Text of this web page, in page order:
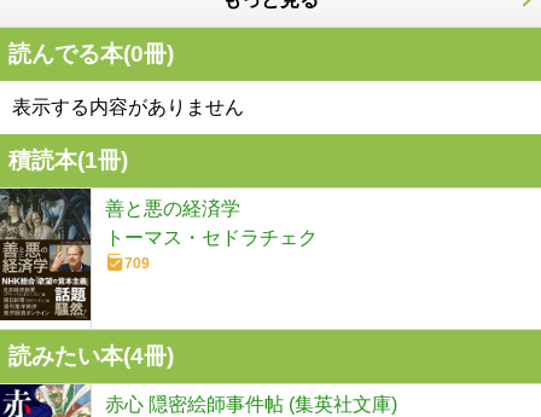
読んでる本(0冊)
表示する内容がありません
積読本(1冊)
善と悪の経済学
トーマス・セドラチェク
709
読みたい本(4冊)
赤心 隠密絵師事件帖 (集英社文庫)